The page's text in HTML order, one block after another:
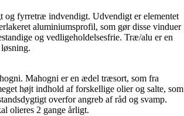
og fyrretræ indvendigt. Udvendigt er elementet
aluminiumsprofil, som gør disse vinduer
og vedligeholdelsesfrie. Træ/alu er en
Mahogni er en ædel træsort, som fra
højt indhold af forskellige olier og salte, som
overfor angreb af råd og svamp.
olieres 2 gange årligt.